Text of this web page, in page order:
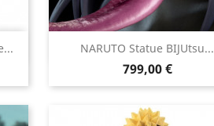
NARUTO Statue BIJUtsu...
Prix
799,00 €
Aperçu rapide